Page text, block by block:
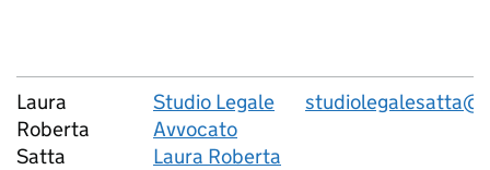
Laura
Roberta
Satta
Studio Legale
Avvocato
Laura Roberta